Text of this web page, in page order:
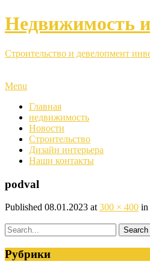
Недвижимость
Строительство и девелопмент
Menu
Главная
недвижимость
Новости
Строительство
Дизайн интерьера
Наши контакты
podval
Published 08.01.2023 at 300 × 400 in
Рубрики